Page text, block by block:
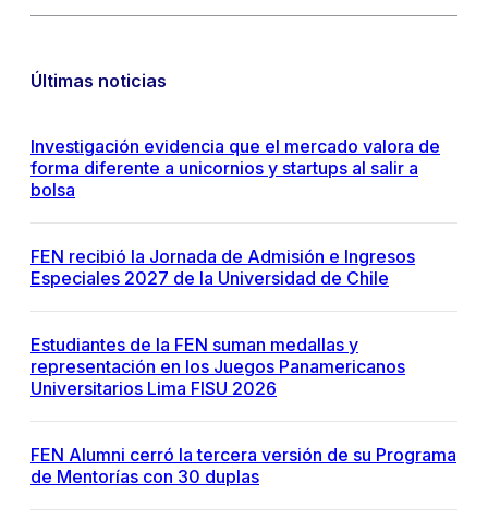
Últimas noticias
Investigación evidencia que el mercado valora de
forma diferente a unicornios y startups al salir a
bolsa
FEN recibió la Jornada de Admisión e Ingresos
Especiales 2027 de la Universidad de Chile
Estudiantes de la FEN suman medallas y
representación en los Juegos Panamericanos
Universitarios Lima FISU 2026
FEN Alumni cerró la tercera versión de su Programa
de Mentorías con 30 duplas